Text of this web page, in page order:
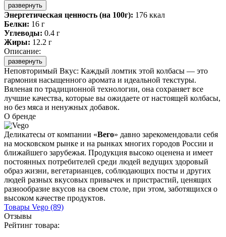
развернуть
Энергетическая ценность (на 100г): 176 ккал
Белки: 16 г
Углеводы: 0.4 г
Жиры: 12.2 г
Описание:
развернуть
Неповторимый Вкус: Каждый ломтик этой колбасы — это
гармония насыщенного аромата и идеальной текстуры.
Вяленая по традиционной технологии, она сохраняет все
лучшие качества, которые вы ожидаете от настоящей колбасы,
но без мяса и ненужных добавок.
О бренде
Деликатесы от компании «Вего» давно зарекомендовали себя
на московском рынке и на рынках многих городов России и
ближайшего зарубежья. Продукция высоко оценена и имеет
постоянных потребителей среди людей ведущих здоровый
образ жизни, вегетарианцев, соблюдающих посты и других
людей разных вкусовых привычек и пристрастий, ценящих
разнообразие вкусов на своем столе, при этом, заботящихся о
высоком качестве продуктов.
Товары Vego (89)
Отзывы
Рейтинг товара: